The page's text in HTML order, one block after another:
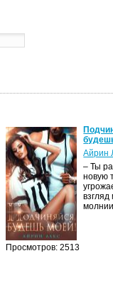
Просмотров: 2513
Айрин
– Ты
новую